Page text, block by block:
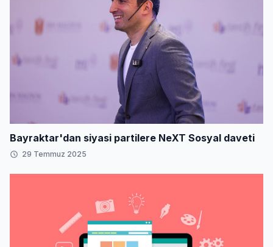
Bayraktar'dan siyasi partilere NeXT Sosyal daveti
29 Temmuz 2025